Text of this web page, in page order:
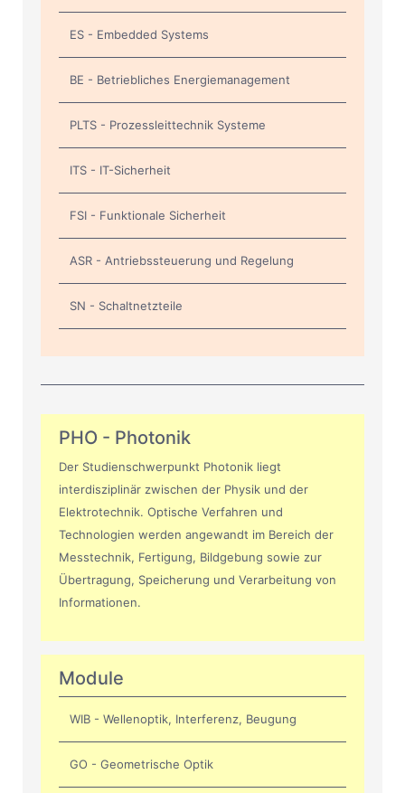
ES - Embedded Systems
BE - Betriebliches Energiemanagement
PLTS - Prozessleittechnik Systeme
ITS - IT-Sicherheit
FSI - Funktionale Sicherheit
ASR - Antriebssteuerung und Regelung
SN - Schaltnetzteile
PHO - Photonik
Der Studienschwerpunkt Photonik liegt
interdisziplinär zwischen der Physik und der
Elektrotechnik. Optische Verfahren und
Technologien werden angewandt im Bereich der
Messtechnik, Fertigung, Bildgebung sowie zur
Übertragung, Speicherung und Verarbeitung von
Informationen.
Module
WIB - Wellenoptik, Interferenz, Beugung
GO - Geometrische Optik